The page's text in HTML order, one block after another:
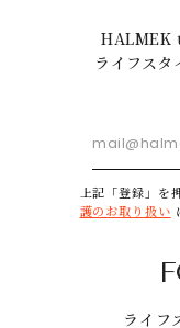
HALMEK
ライフス
上記「登録」を
護のお取り扱い
ライフ